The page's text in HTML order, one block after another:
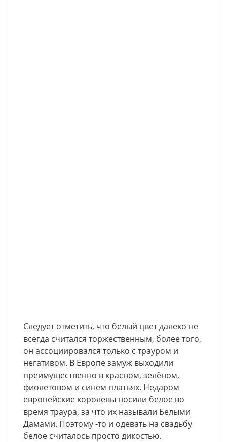
Следует отметить, что белый цвет далеко не
всегда считался торжественным, более того,
он ассоциировался только с трауром и
негативом. В Европе замуж выходили
преимущественно в красном, зелёном,
фиолетовом и синем платьях. Недаром
европейские королевы носили белое во
время траура, за что их называли Белыми
Дамами. Поэтому -то и одевать на свадьбу
белое считалось просто дикостью.